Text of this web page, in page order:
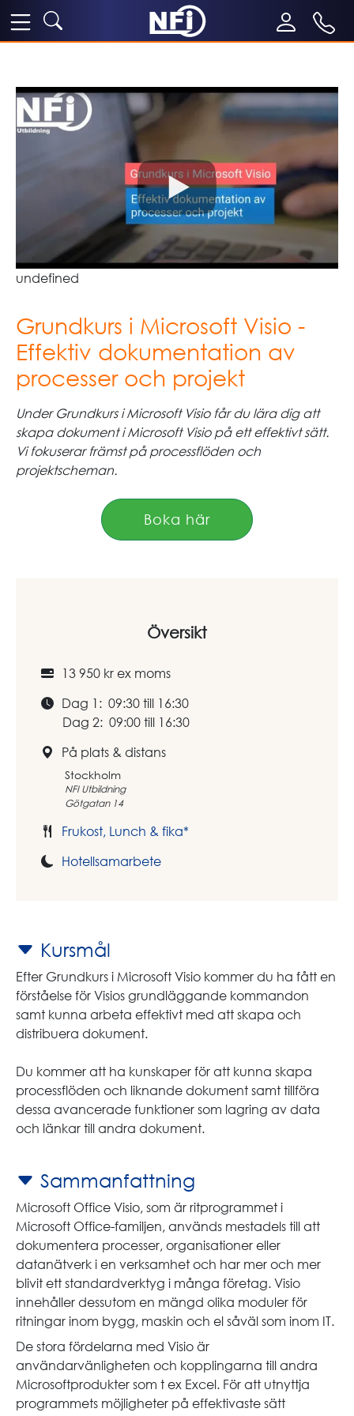
undefined
Grundkurs i Microsoft Visio -
Effektiv dokumentation av
processer och projekt
Under Grundkurs i Microsoft Visio får du lära dig att
skapa dokument i Microsoft Visio på ett effektivt sätt.
Vi fokuserar främst på processflöden och
projektscheman.
Boka här
Översikt
13 950 kr ex moms
Dag 1: 09:30 till 16:30
Dag 2: 09:00 till 16:30
På plats & distans
Stockholm
NFI Utbildning
Götgatan 14
Frukost, Lunch & fika*
Hotellsamarbete
Kursmål
Efter Grundkurs i Microsoft Visio kommer du ha fått en
förståelse för Visios grundläggande kommandon
samt kunna arbeta effektivt med att skapa och
distribuera dokument.
Du kommer att ha kunskaper för att kunna skapa
processflöden och liknande dokument samt tillföra
dessa avancerade funktioner som lagring av data
och länkar till andra dokument.
Sammanfattning
Microsoft Office Visio, som är ritprogrammet i
Microsoft Office-familjen, används mestadels till att
dokumentera processer, organisationer eller
datanätverk i en verksamhet och har mer och mer
blivit ett standardverktyg i många företag. Visio
innehåller dessutom en mängd olika moduler för
ritningar inom bygg, maskin och el såväl som inom IT.
De stora fördelarna med Visio är
användarvänligheten och kopplingarna till andra
Microsoftprodukter som t ex Excel. För att utnyttja
programmets möjligheter på effektivaste sätt